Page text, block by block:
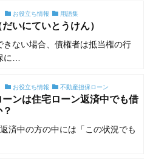
お役立ち情報 用語集
いにていとうけん）
きない場合、債権者は抵当権の行
に…
お役立ち情報 不動産担保ローン
ンは住宅ローン返済中でも借
済中の方の中には「この状況でも